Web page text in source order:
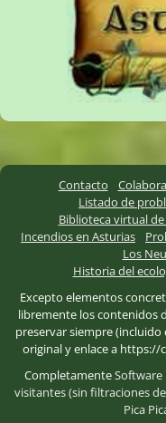
Contacto
Listado de
Biblioteca virtual
Incendios en Asturias
Los
Historia del
Excepto elementos
libremente los contenidos
preservar siempre
original y enlace a
CompletamenteSoftware
visitantes (sin filtraciones
Pica